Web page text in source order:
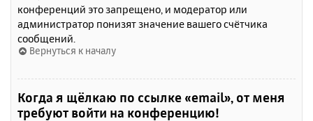
конференций это запрещено, и модератор или
администратор понизят значение вашего счётчика
сообщений.
Вернуться к началу
Когда я щёлкаю по ссылке «email», от меня
требуют войти на конференцию!